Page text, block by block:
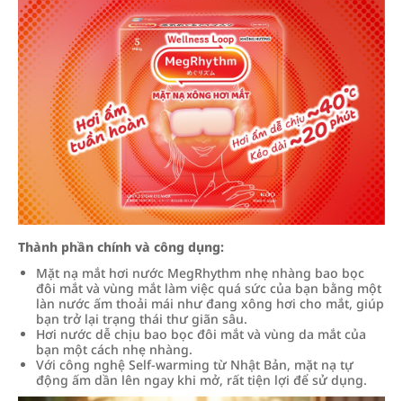
Thành phần chính và công dụng:
Mặt nạ mắt hơi nước MegRhythm nhẹ nhàng bao bọc
đôi mắt và vùng mắt làm việc quá sức của bạn bằng một
làn nước ấm thoải mái như đang xông hơi cho mắt, giúp
bạn trở lại trạng thái thư giãn sâu.
Hơi nước dễ chịu bao bọc đôi mắt và vùng da mắt của
bạn một cách nhẹ nhàng.
Với công nghệ Self-warming từ Nhật Bản, mặt nạ tự
động ấm dần lên ngay khi mở, rất tiện lợi để sử dụng.